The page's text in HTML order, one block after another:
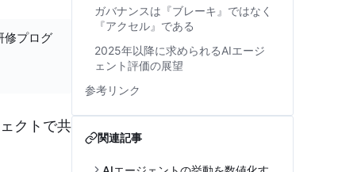
修プログ
クトで共
ガバナンスは『ブレーキ』ではなく
『アクセル』である
2025年以降に求められるAIエージ
ェント評価の展望
参考リンク
関連記事